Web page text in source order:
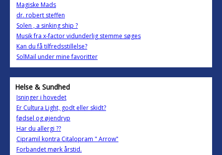
Magiske Mads
dr. robert steffen
Solen , a sinking ship ?
Musik fra x-factor vidunderlig stemme søges
Kan du få tilfredsstillelse?
SolMail under mine favoritter
Helse & Sundhed
Isninger i hovedet
Er Cultura Light, godt eller skidt?
fødsel og øjendryp
Har du allergi ??
Cipramil kontra Citalopram " Arrow"
Forbandet mørk årstid.